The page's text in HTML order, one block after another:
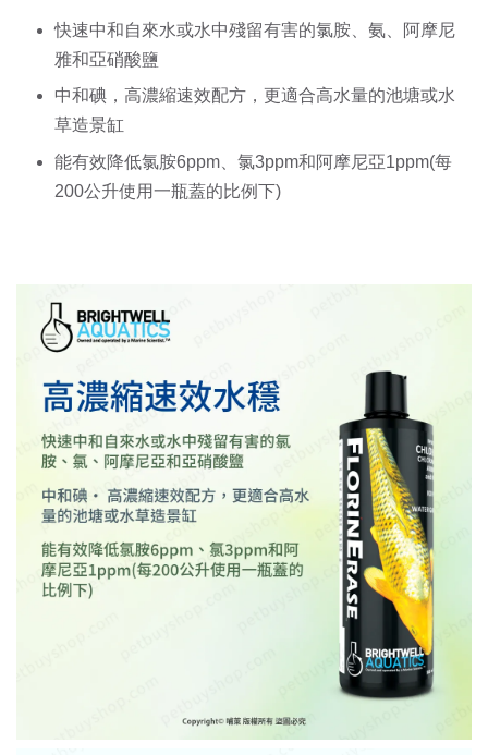
快速中和自來水或水中殘留有害的氯胺、氨、阿摩尼
雅和亞硝酸鹽
中和碘，高濃縮速效配方，更適合高水量的池塘或水
草造景缸
能有效降低氯胺6ppm、氯3ppm和阿摩尼亞1ppm(每
200公升使用一瓶蓋的比例下)